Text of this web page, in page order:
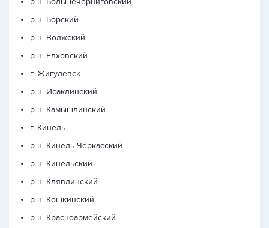
р-н. Борский
р-н. Волжский
р-н. Елховский
г. Жигулевск
р-н. Исаклинский
р-н. Камышлинский
г. Кинель
р-н. Кинель-Черкасский
р-н. Кинельский
р-н. Клявлинский
р-н. Кошкинский
р-н. Красноармейский